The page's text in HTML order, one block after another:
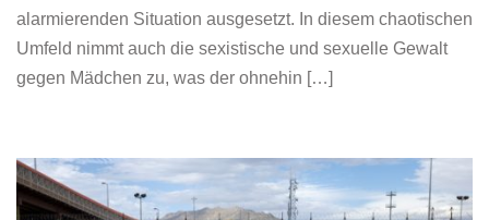
alarmierenden Situation ausgesetzt. In diesem chaotischen
Umfeld nimmt auch die sexistische und sexuelle Gewalt
gegen Mädchen zu, was der ohnehin […]